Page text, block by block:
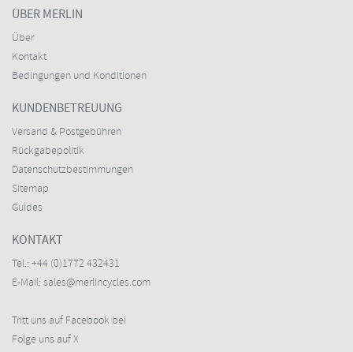
ÜBER MERLIN
Über
Kontakt
Bedingungen und Konditionen
KUNDENBETREUUNG
Versand & Postgebühren
Rückgabepolitik
Datenschutzbestimmungen
Sitemap
Guides
KONTAKT
Tel.: +44 (0)1772 432431
E-Mail: sales@merlincycles.com
Tritt uns auf Facebook bei
Folge uns auf X